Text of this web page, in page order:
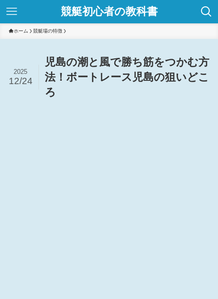
競艇初心者の教科書
ホーム 競艇場の特徴
児島の潮と風で勝ち筋をつかむ方
法！ボートレース児島の狙いどこ
ろ
2025
12/24